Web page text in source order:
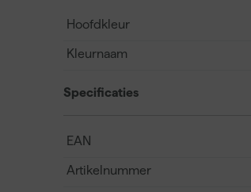
Hoofdkleur
Kleurnaam
Specificaties
EAN
Artikelnummer